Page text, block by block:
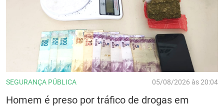
SEGURANÇA PÚBLICA 05/08/2026 às 20:04
Homem é preso por tráfico de drogas em